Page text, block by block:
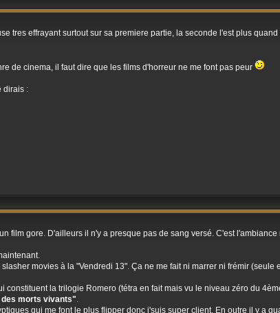
tres effrayant surtout sur sa premiere partie, la seconde l'est plus
de cinema, il faut dire que les films d'horreur ne me font pas peur
dirais :
film gore. D'ailleurs il n'y a presque pas de sang versé. C'est
movies à la "Vendredi 13". Ça ne me fait ni marrer ni frémir (seule
constituent la trilogie Romero (tétra en fait mais vu le niveau zéro du
morts vivants".
qui me font le plus flipper donc j'suis super client. En outre il y a